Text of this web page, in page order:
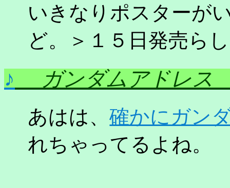
いきなりポスターが
ど。＞１５日発売ら
♪ ガンダムアドレ
あはは、確かにガン
れちゃってるよね。